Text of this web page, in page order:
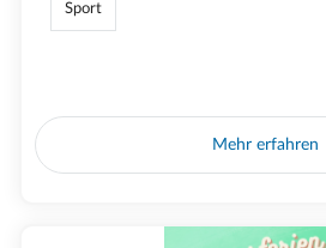
Sport
Mehr erfahren